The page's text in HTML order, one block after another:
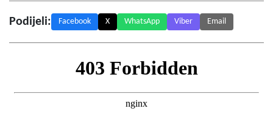
Podijeli: Facebook X WhatsApp Viber Email